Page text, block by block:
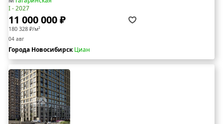
I - 2027
11 000 000 ₽
180 328 ₽/м²
04 авг
Города НовосибирскЦиан